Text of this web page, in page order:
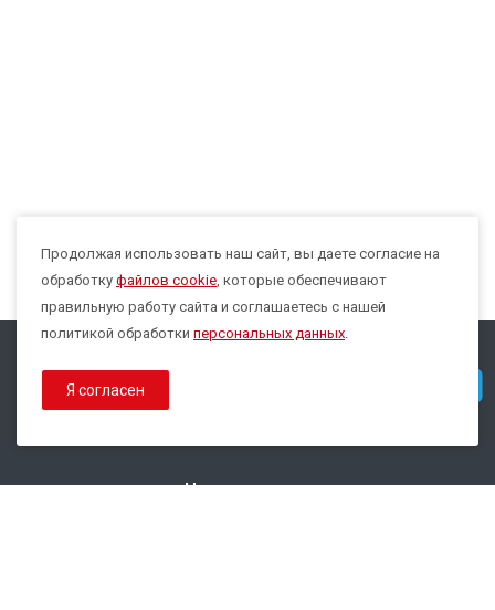
Max
Продолжая использовать наш сайт, вы даете согласие на
обработку файлов cookie, которые обеспечивают
правильную работу сайта и соглашаетесь с нашей
политикой обработки персональных данных.
Я согласен
© 2026 Все права защищены.
Наши контакты